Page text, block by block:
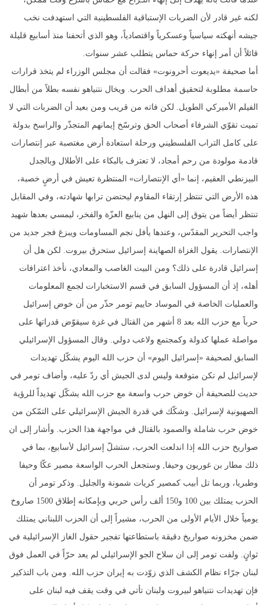
لكنه غير قادر لأن الضربات الإستباقية الفلسطينية التي استهدفت نخب
جيشه أنهكته سياسياً وعسكرياً واقتصادياً، وهو الذي أتحفنا منذ أسابيع قليلة
قائلاً أن أمر إنهاء حركة حماس يتطلب عشر سنوات.
أما صحيفة «يديعوت أحرونوت» فقالت أن مجلس الوزراء لم يتخذ قرارات
حاسمة مطلوبة لتحقيق أهداف الحرب. ويخال نتنياهو نفسه بطلاً من أبطال
الفيلم الأميركي الطويل. لكن فاته من قريب ومن بعيد أن الضربات التي لا
تميت تقوّي الشرفاء أصحاب الحق وترسّخ إيمانهم المتجذّر والراسخ بدولة
على كامل التراب الفلسطيني ورحلة استعادة أرض مغتصبة عبر إنتصارات
قادمة مولودة من رحم أمجاد، لا تعترف بالبكاء على الأطلال وبالجدل
البيزنطي العقيم، إنما «أي الإنتصارات» المنتظرة تعيش في أرضٍ خصبة،
هذه الأرض التي تنتظر إرتقاء المقاوم ليحتضن ترابها شهادته، وفي المقابل
تنتظر أيضاً من يتوق إلى النهل من ينابيع العزّة والفخر، ليمسي بعدها شهيد
واجب التحرير المقدّس، وعندها يأفل نجم المساومات ويبزغ فجر جديد من
الإنتصارات. يقول الغزاة الصهاينة إسرائيل ستحرق بيروت. لكن هل أن
إسرائيل قادرة على ذلك؟ ومن البيت الغاصب والمعادي، نأخذ اعترافات
أهله، إذ أن المسؤول السابق في قسم الاستخبارات لجمع المعلومات
والعمليات الخاصة في الموساد حاييم تومر حذّر من أن خوض إسرائيل
حرباً مع حزب الله بعد 8 أشهر من القتال في غزة سيقوّض قدراتها على
مواصلة عملها كدولة وكمجتمع ولاعب دولي. وقال المسؤول الإسرائيلي
السابق لصحيفة «إسرائيل اليوم» أن حزب الله اليوم يشكّل تهديدات
لإسرائيل لم تكن متوقعة وليس لدى الجيش أي ردّ عليه، وأضاف تومر في
حديث للصحيفة أن خوض حرب واسعة مع حزب الله يشكّل تهديداً للرؤية
الصهيونية لإسرائيل. وشكّك في قدرة الجيش الإسرائيلي على التمّكن من
خوض حرب شاملة والصمود بالقتال في مواجهة هذا الحزب. وأشار إلى ان
صواريخ حزب الله إذا اندلعت الحرب، ستشلّ إسرائيل لأسابيع، بما في
ذلك مطار بن غوريون وحيفا, وستجعل الحرب الواسعة مصير عكّا وحيفا
وطبريا، وربما تل أبيب كمصير كريات شمونة والجليل. وذكر تومر أن
الحزب يمتلك بين 100 و150 ألف رأس حربي وبإمكانه إطلاق 1500 صاروخ
يومياً خلال الأيام الأولى من الحرب، مشيراً إلى أن الحزب اللبناني يمتلك
ضمن مخزونه صواريخ دقيقة باستطاعتها تفجير حقول الغاز الإسرائيلية في
ثوانٍ. ولفت تومر إلى ان سلاح الجو الإسرائيلي لم يعد حرّاً في العمل فوق
لبنان جرّاء نظام الكشف الذي زوّدت به إيران حزب الله. ومن باب التذكير
فإن تهديدات نتنياهو لبيروت ولبنان تأتي في وقت يقف فيه لبنان على